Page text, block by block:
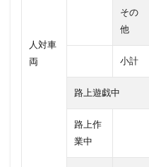
人対車
両
その
他
小計
路上遊戯中
路上作
業中